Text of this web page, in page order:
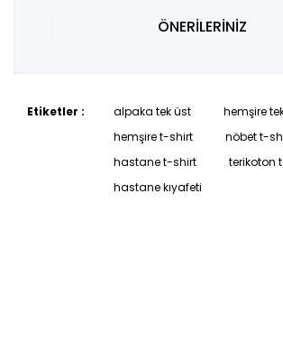
ÖNERİLERİNİZ
Etiketler : alpaka tek üst
hemşire
hemşire t-shirt
nöbet t-
hastane t-shirt
terikoton
hastane kıyafeti